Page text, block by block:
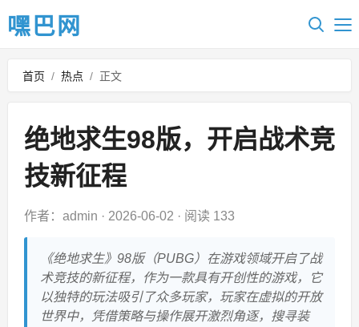
嘿巴网
首页 / 热点 / 正文
绝地求生98版，开启战术竞
技新征程
作者：admin · 2026-06-02 · 阅读 133
《绝地求生》98版（PUBG）在游戏领域开启了战
术竞技的新征程，作为一款具有开创性的游戏，它
以独特的玩法吸引了众多玩家，玩家在虚拟的开放
世界中，凭借策略与操作展开激烈角逐，搜寻装